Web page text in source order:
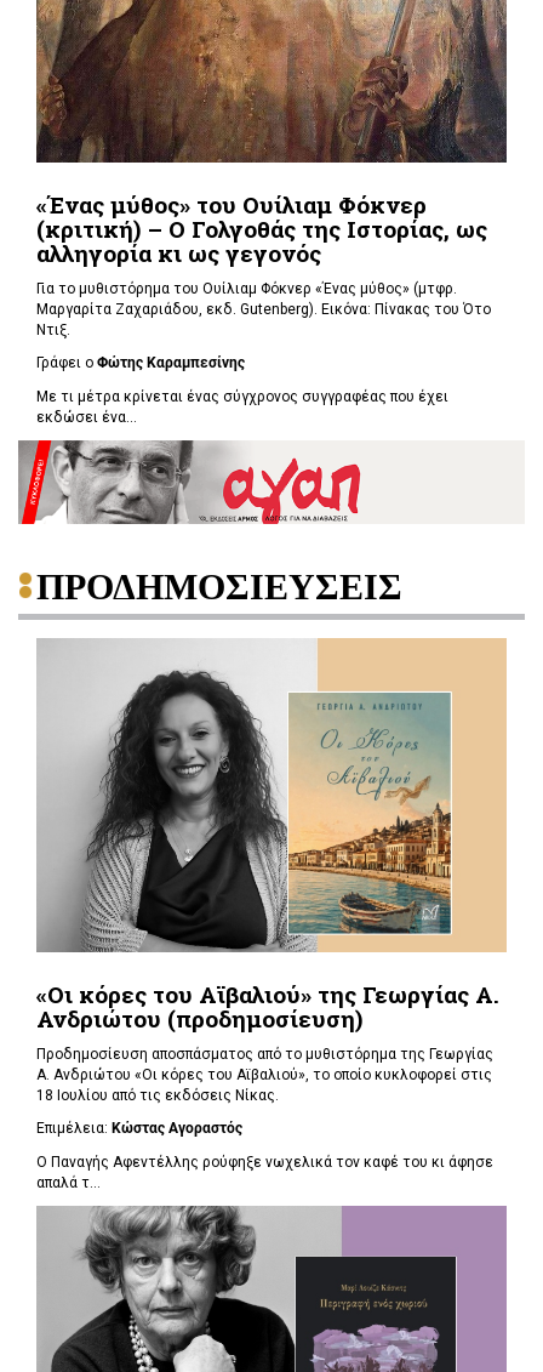
«Ένας μύθος» του Ουίλιαμ Φόκνερ
(κριτική) – Ο Γολγοθάς της Ιστορίας, ως
αλληγορία κι ως γεγονός
Για το μυθιστόρημα του Ουίλιαμ Φόκνερ «Ένας μύθος» (μτφρ.
Μαργαρίτα Ζαχαριάδου, εκδ. Gutenberg). Εικόνα: Πίνακας του Ότο
Ντιξ.
Γράφει ο Φώτης Καραμπεσίνης
Με τι μέτρα κρίνεται ένας σύγχρονος συγγραφέας που έχει
εκδώσει ένα...
ΠΡΟΔΗΜΟΣΙΕΥΣΕΙΣ
«Οι κόρες του Αϊβαλιού» της Γεωργίας Α.
Ανδριώτου (προδημοσίευση)
Προδημοσίευση αποσπάσματος από το μυθιστόρημα της Γεωργίας
Α. Ανδριώτου «Οι κόρες του Αϊβαλιού», το οποίο κυκλοφορεί στις
18 Ιουλίου από τις εκδόσεις Νίκας.
Επιμέλεια: Κώστας Αγοραστός
Ο Παναγής Αφεντέλλης ρούφηξε νωχελικά τον καφέ του κι άφησε
απαλά τ...